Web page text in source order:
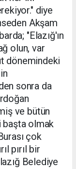
diye
Akşam
"Elazığ'ın
olun, var
dönemindeki
sonra da
ve bütün
başta olmak
çok
pırıl bir
Belediye